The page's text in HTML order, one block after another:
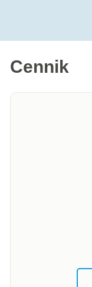
Cennik